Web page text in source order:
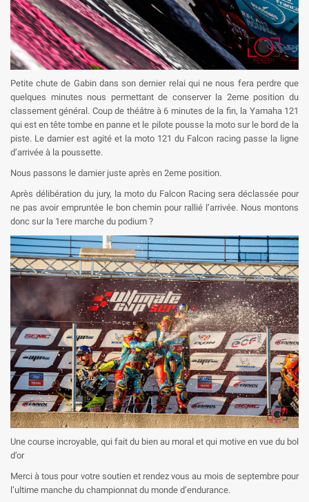
Ajouter à ma liste d'envies
Créer une nouvelle liste
Créer une liste d'envies
×
Nom de la liste d'envies
Annuler Créer une liste d'envies
((modalTitle))
((confirmMessage))
((cancelText)) ((modalDeleteText))
Connexion
Vous devez être connecté pour ajouter des produits à votre
liste d'envies.
Annuler Connexion
Petite chute de Gabin dans son dernier relai qui ne nous fera perdre que
quelques minutes nous permettant de conserver la 2eme position du
classement général. Coup de théâtre à 6 minutes de la fin, la Yamaha 121
qui est en tête tombe en panne et le pilote pousse la moto sur le bord de la
piste. Le damier est agité et la moto 121 du Falcon racing passe la ligne
d’arrivée à la poussette.
Nous passons le damier juste après en 2eme position.
Après délibération du jury, la moto du Falcon Racing sera déclassée pour
ne pas avoir empruntée le bon chemin pour rallié l’arrivée. Nous montons
donc sur la 1ere marche du podium ?
Une course incroyable, qui fait du bien au moral et qui motive en vue du bol
d’or
Merci à tous pour votre soutien et rendez vous au mois de septembre pour
l’ultime manche du championnat du monde d’endurance.